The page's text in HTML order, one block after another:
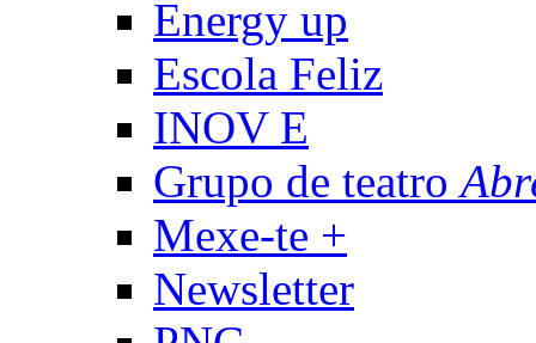
Energy up
Escola Feliz
INOV E
Grupo de teatro
Mexe-te +
Newsletter